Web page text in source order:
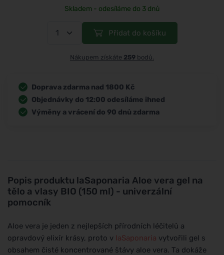
Popis produktu laSaponaria Aloe vera gel na
tělo a vlasy BIO (150 ml) - univerzální
pomocník
Aloe vera je jeden z nejlepších přírodních léčitelů a
opravdový elixír krásy, proto v laSaponaria vytvořili gel s
obsahem čisté koncentrované štávy aloe vera. Ta dokáže
Skladem - odesíláme do 3 dnů
Přidat do košíku
Nákupem získáte 259 bodů.
Doprava zdarma nad 1800 Kč
Objednávky do 12:00 odesíláme ihned
Výměny a vrácení do 90 dnů zdarma